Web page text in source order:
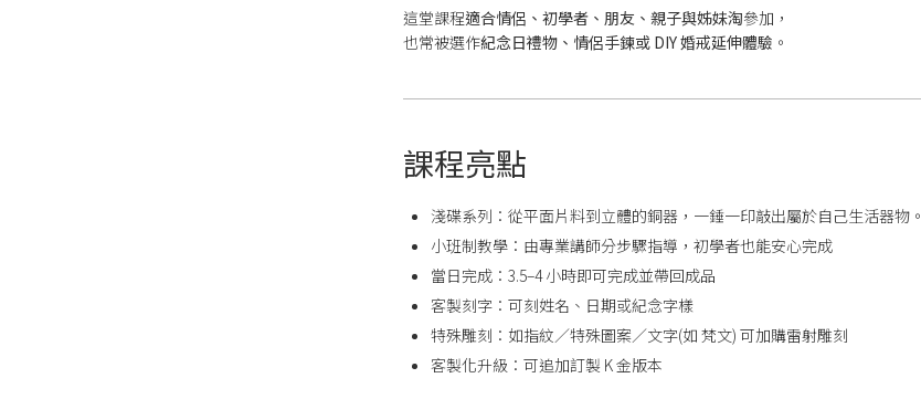
這堂課程適合情侶、初學者、朋友、親子與姊妹淘參加，
也常被選作紀念日禮物、情侶手鍊或 DIY 婚戒延伸體驗 。
課程亮點
淺碟系列：從平面片料到立體的銅器，一錘一印敲出屬於自己生活器物。
小班制教學：由專業講師分步驟指導，初學者也能安心完成
當日完成：3.5–4 小時即可完成並帶回成品
客製刻字：可刻姓名、日期或紀念字樣
特殊雕刻：如指紋／特殊圖案／文字(如 梵文) 可加購雷射雕刻
客製化升級：可追加訂製 K 金版本